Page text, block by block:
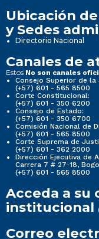
Ubicación
y Sedes
Directorio Nacional
Canales de
Estos No son canales
Consejo Superior de la
(+57) 601 - 565 8500
Corte Constitucional:
(+57) 601 - 350 6200
Consejo de Estado:
(+57) 601 - 350 6700
Comisión Nacional de
(+57) 601 - 565 8500
Corte Suprema de
(+57) 601 - 362 2000
Dirección Ejecutiva de
Carrera 7 # 27-18,
(+57) 601 - 565 8500
Acceda a su
institucional
Correo